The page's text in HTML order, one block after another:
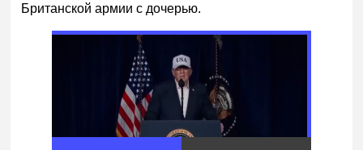
Британской армии с дочерью.